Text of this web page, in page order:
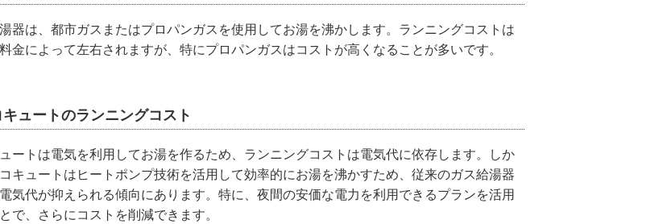
器は、都市ガスまたはプロパンガスを使用してお湯を沸かします。ランニングコストは
金によって左右されますが、特にプロパンガスはコストが高くなることが多いです。
キュートのランニングコスト
ートは電気を利用してお湯を作るため、ランニングコストは電気代に依存します。しか
キュートはヒートポンプ技術を活用して効率的にお湯を沸かすため、従来のガス給湯器
気代が抑えられる傾向にあります。特に、夜間の安価な電力を利用できるプランを活用
で、さらにコストを削減できます。